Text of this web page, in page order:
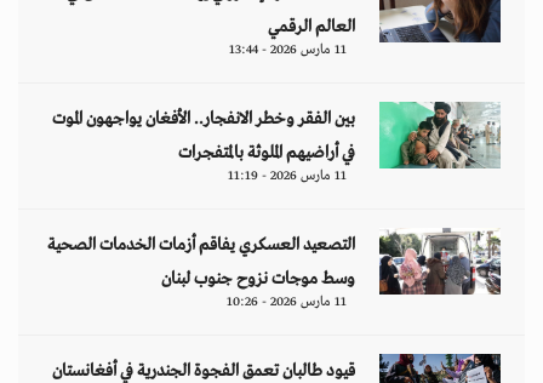
العالم الرقمي
11 مارس 2026 - 13:44
بين الفقر وخطر الانفجار.. الأفغان يواجهون الموت
في أراضيهم الملوثة بالمتفجرات
11 مارس 2026 - 11:19
التصعيد العسكري يفاقم أزمات الخدمات الصحية
وسط موجات نزوح جنوب لبنان
11 مارس 2026 - 10:26
قيود طالبان تعمق الفجوة الجندرية في أفغانستان